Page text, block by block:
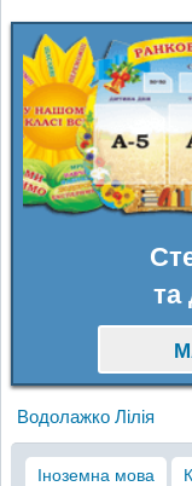
та
Водолажко Лілія
Іноземна мова